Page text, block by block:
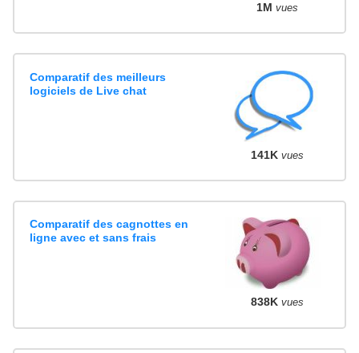
1M vues
Comparatif des meilleurs
logiciels de Live chat
141K vues
Comparatif des cagnottes en
ligne avec et sans frais
838K vues